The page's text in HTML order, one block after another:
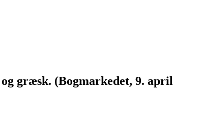
og græsk. (Bogmarkedet, 9. april